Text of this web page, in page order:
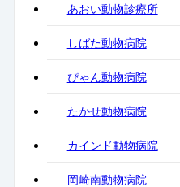
あおい動物診療所
しばた動物病院
ぴゃん動物病院
たかせ動物病院
カインド動物病院
岡崎南動物病院